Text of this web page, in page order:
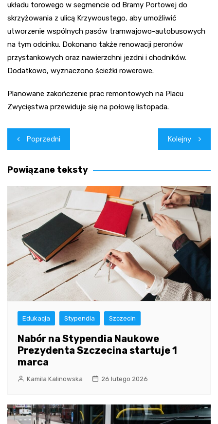
układu torowego w segmencie od Bramy Portowej do
skrzyżowania z ulicą Krzywoustego, aby umożliwić
utworzenie wspólnych pasów tramwajowo-autobusowych
na tym odcinku. Dokonano także renowacji peronów
przystankowych oraz nawierzchni jezdni i chodników.
Dodatkowo, wyznaczono ścieżki rowerowe.
Planowane zakończenie prac remontowych na Placu
Zwycięstwa przewiduje się na połowę listopada.
Nawigacja
wpisu
Poprzedni Kolejny
Powiązane teksty
Edukacja Stypendia Szczecin
Nabór na Stypendia Naukowe
Prezydenta Szczecina startuje 1
marca
Kamila Kalinowska 26 lutego 2026